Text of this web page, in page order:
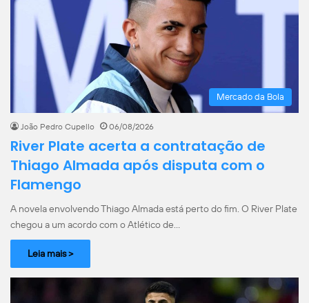
Mercado da Bola
João Pedro Cupello 06/08/2026
River Plate acerta a contratação de
Thiago Almada após disputa com o
Flamengo
A novela envolvendo Thiago Almada está perto do fim. O River Plate
chegou a um acordo com o Atlético de…
Leia mais >